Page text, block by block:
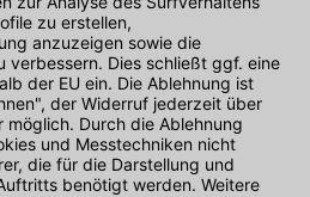
bis freitags von 08:00 - 17:00
07071 / 151-151für Sie erreichbar.